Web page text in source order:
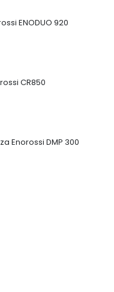
ENODUO 920
CR850
Enorossi DMP 300